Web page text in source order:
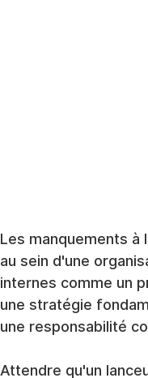
Les manquements
au sein d'une
internes comme un
une stratégie
une responsabilité
Attendre qu'un